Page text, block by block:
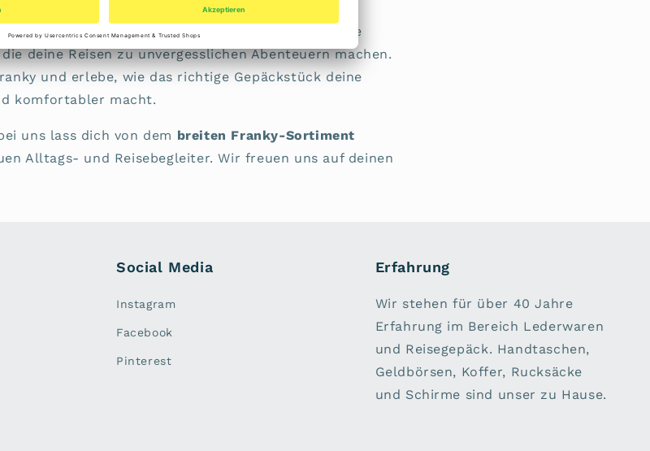
mühelos standhalten. Von robusten
praktischen Reisetaschen bietet Franky eine breite
deine Reisen zu unvergesslichen Abenteuern machen.
und erlebe, wie das richtige Gepäckstück deine
komfortabler macht.
uns lass dich von dem breiten Franky-Sortiment
Alltags- und Reisebegleiter. Wir freuen uns auf deinen
Social Media
Instagram
Facebook
Pinterest
Erfahrung
Wir stehen für über 40 Jahre
Erfahrung im Bereich Lederwaren
und Reisegepäck. Handtaschen,
Geldbörsen, Koffer, Rucksäcke
und Schirme sind unser zu Hause.